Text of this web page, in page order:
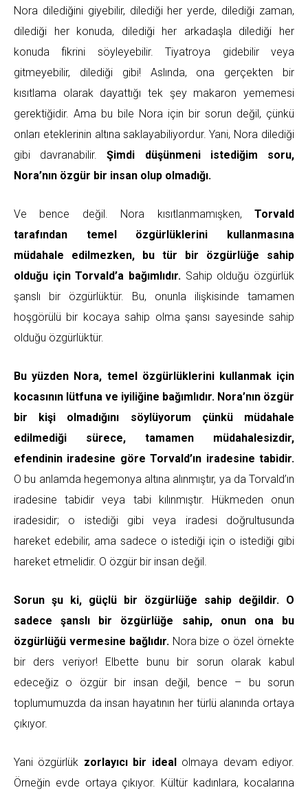
Nora dilediğini giyebilir, dilediği her yerde, dilediği zaman,
dilediği her konuda, dilediği her arkadaşla dilediği her
konuda fikrini söyleyebilir. Tiyatroya gidebilir veya
gitmeyebilir, dilediği gibi! Aslında, ona gerçekten bir
kısıtlama olarak dayattığı tek şey makaron yememesi
gerektiğidir. Ama bu bile Nora için bir sorun değil, çünkü
onları eteklerinin altına saklayabiliyordur. Yani, Nora dilediği
gibi davranabilir.Şimdi düşünmeni istediğim soru,
Nora’nın özgür bir insan olup olmadığı.
Ve bence değil. Nora kısıtlanmamışken, Torvald
tarafından temel özgürlüklerini kullanmasına
müdahale edilmezken, bu tür bir özgürlüğe sahip
olduğu için Torvald’a bağımlıdır. Sahip olduğu özgürlük
şanslı bir özgürlüktür. Bu, onunla ilişkisinde tamamen
hoşgörülü bir kocaya sahip olma şansı sayesinde sahip
olduğu özgürlüktür.
Bu yüzden Nora, temel özgürlüklerini kullanmak için
kocasının lütfuna ve iyiliğine bağımlıdır. Nora’nın özgür
bir kişi olmadığını söylüyorum çünkü müdahale
edilmediği sürece, tamamen müdahalesizdir,
efendinin iradesine göre Torvald’ın iradesine tabidir.
O bu anlamda hegemonya altına alınmıştır, ya da Torvald’ın
iradesine tabidir veya tabi kılınmıştır. Hükmeden onun
iradesidir; o istediği gibi veya iradesi doğrultusunda
hareket edebilir, ama sadece o istediği için o istediği gibi
hareket etmelidir. O özgür bir insan değil.
Sorun şu ki, güçlü bir özgürlüğe sahip değildir. O
sadece şanslı bir özgürlüğe sahip, onun ona bu
özgürlüğü vermesine bağlıdır.Nora bize o özel örnekte
bir ders veriyor! Elbette bunu bir sorun olarak kabul
edeceğiz o özgür bir insan değil, bence – bu sorun
toplumumuzda da insan hayatının her türlü alanında ortaya
çıkıyor.
Yani özgürlük zorlayıcı bir idealolmaya devam ediyor.
Örneğin evde ortaya çıkıyor. Kültür kadınlara, kocalarına